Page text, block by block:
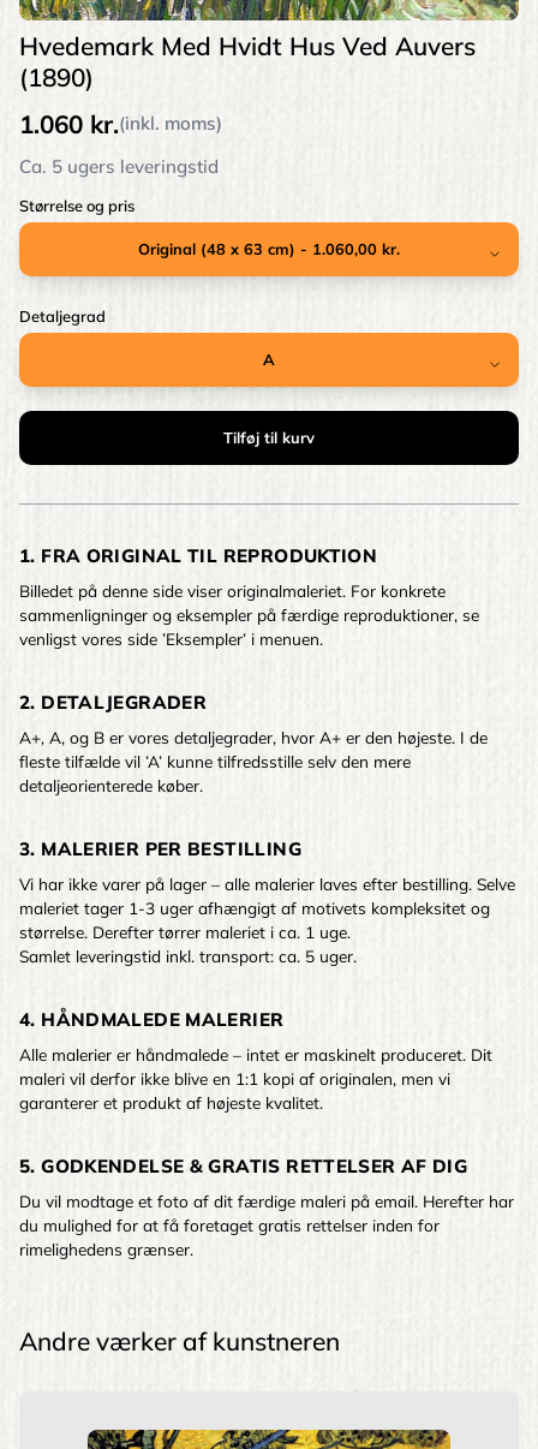
Hvedemark Med Hvidt Hus Ved Auvers
(1890)
1.060 kr.(inkl. moms)
Ca. 5 ugers leveringstid
Størrelse og pris
Detaljegrad
1. FRA ORIGINAL TIL REPRODUKTION
Billedet på denne side viser originalmaleriet. For konkrete
sammenligninger og eksempler på færdige reproduktioner, se
venligst vores side ’Eksempler’ i menuen.
2. DETALJEGRADER
A+, A, og B er vores detaljegrader, hvor A+ er den højeste. I de
fleste tilfælde vil ’A’ kunne tilfredsstille selv den mere
detaljeorienterede køber.
3. MALERIER PER BESTILLING
Vi har ikke varer på lager – alle malerier laves efter bestilling. Selve
maleriet tager 1-3 uger afhængigt af motivets kompleksitet og
størrelse. Derefter tørrer maleriet i ca. 1 uge.
Samlet leveringstid inkl. transport: ca. 5 uger.
4. HÅNDMALEDE MALERIER
Alle malerier er håndmalede – intet er maskinelt produceret. Dit
maleri vil derfor ikke blive en 1:1 kopi af originalen, men vi
garanterer et produkt af højeste kvalitet.
5. GODKENDELSE & GRATIS RETTELSER AF DIG
Du vil modtage et foto af dit færdige maleri på email. Herefter har
du mulighed for at få foretaget gratis rettelser inden for
rimelighedens grænser.
Andre værker af kunstneren